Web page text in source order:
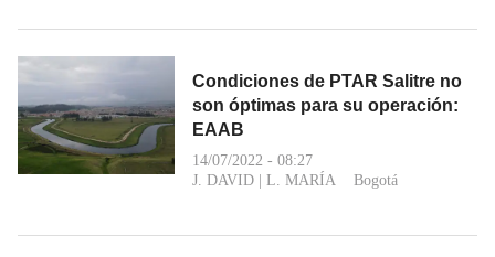
Condiciones de PTAR Salitre no
son óptimas para su operación:
EAAB
14/07/2022 - 08:27
J. DAVID
L. MARÍA Bogotá